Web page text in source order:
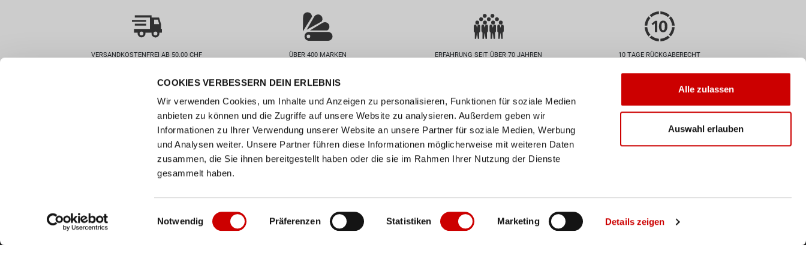
COOKIES VERBESSERN DEIN ERLEBNIS
Wir verwenden Cookies, um Inhalte und Anzeigen zu personalisieren, Funktionen für soziale Medien
anbieten zu können und die Zugriffe auf unsere Website zu analysieren. Außerdem geben wir
Informationen zu Ihrer Verwendung unserer Website an unsere Partner für soziale Medien, Werbung
und Analysen weiter. Unsere Partner führen diese Informationen möglicherweise mit weiteren Daten
zusammen, die Sie ihnen bereitgestellt haben oder die sie im Rahmen Ihrer Nutzung der Dienste
gesammelt haben.
Einwilligungsauswahl
Notwendig Präferenzen Statistiken Marketing Details zeigen
Alle zulassen
Auswahl erlauben
VERSANDKOSTENFREI AB 50.00 CHF ÜBER 400 MARKEN ERFAHRUNG SEIT ÜBER 70 JAHREN 10 TAGE RÜCKGABERECHT
Wie können wir helfen?
LinkedIn
Kundenservice
Hilfe & FAQs
Zahlarten
Retouren
Newsletter
Standorte
Über uns
Events
Schweizer Post versendet. Ab
CHF ist der Versand
innerhalb der Schweiz